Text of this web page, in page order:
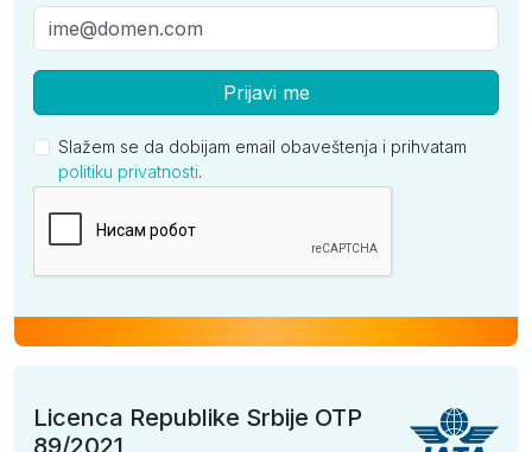
Prijavi me
Slažem se da dobijam email obaveštenja i prihvatam
politiku privatnosti.
Licenca Republike Srbije OTP
89/2021